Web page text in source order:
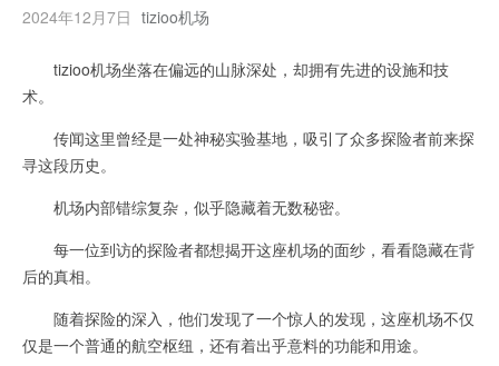
2024年12月7日 tizioo机场
tizioo机场坐落在偏远的山脉深处，却拥有先进的设施和技
术。
传闻这里曾经是一处神秘实验基地，吸引了众多探险者前来探
寻这段历史。
机场内部错综复杂，似乎隐藏着无数秘密。
每一位到访的探险者都想揭开这座机场的面纱，看看隐藏在背
后的真相。
随着探险的深入，他们发现了一个惊人的发现，这座机场不仅
仅是一个普通的航空枢纽，还有着出乎意料的功能和用途。